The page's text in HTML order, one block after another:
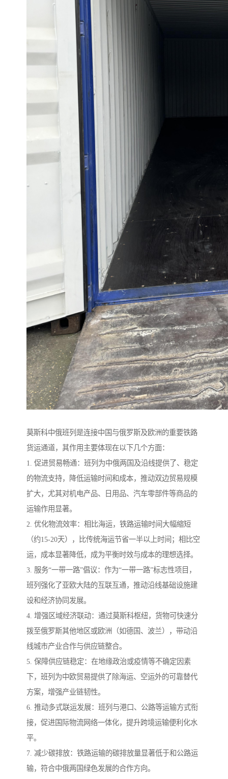
莫斯科中俄班列是连接中国与俄罗斯及欧洲的重要铁路
货运通道，其作用主要体现在以下几个方面：
1. 促进贸易畅通：班列为中俄两国及沿线提供了、稳定
的物流支持，降低运输时间和成本，推动双边贸易规模
扩大，尤其对机电产品、日用品、汽车零部件等商品的
运输作用显著。
2. 优化物流效率：相比海运，铁路运输时间大幅缩短
（约15-20天），比传统海运节省一半以上时间；相比空
运，成本显著降低，成为平衡时效与成本的理想选择。
3. 服务“一带一路”倡议：作为“一带一路”标志性项目，
班列强化了亚欧大陆的互联互通，推动沿线基础设施建
设和经济协同发展。
4. 增强区域经济联动：通过莫斯科枢纽，货物可快速分
拨至俄罗斯其他地区或欧洲（如德国、波兰），带动沿
线城市产业合作与供应链整合。
5. 保障供应链稳定：在地缘政治或疫情等不确定因素
下，班列为中欧贸易提供了除海运、空运外的可靠替代
方案，增强产业链韧性。
6. 推动多式联运发展：班列与港口、公路等运输方式衔
接，促进国际物流网络一体化，提升跨境运输便利化水
平。
7. 减少碳排放：铁路运输的碳排放量显著低于和公路运
输，符合中俄两国绿色发展的合作方向。